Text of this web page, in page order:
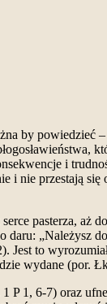
by powiedzieć
i
i nie przestają
pasterza, aż
daru: „Należysz
Jest to
wydane (por.
P 1, 6-7) oraz